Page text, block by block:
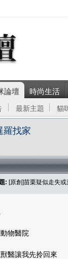
論壇 時尚生活
最新主題 貓
羅找家
: [原創]苗栗疑似走失
物醫院
醫讓我先拎回來